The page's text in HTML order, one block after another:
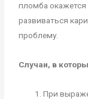
пломба окажется
развиваться
проблему.
Случаи, в
При